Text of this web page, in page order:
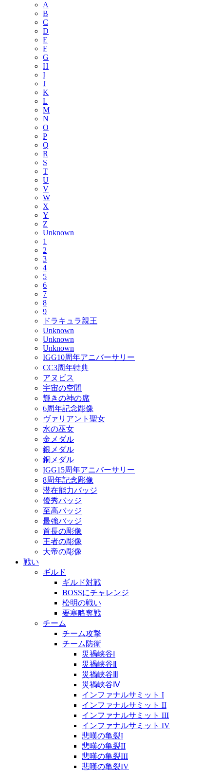
A
B
C
D
E
F
G
H
I
J
K
L
M
N
O
P
Q
R
S
T
U
V
W
X
Y
Z
Unknown
1
2
3
4
5
6
7
8
9
ドラキュラ親王
Unknown
Unknown
Unknown
IGG10周年アニバーサリー
CC3周年特典
アヌビス
宇宙の空間
輝きの神の席
6周年記念彫像
ヴァリアント聖女
水の巫女
金メダル
銀メダル
銅メダル
IGG15周年アニバーサリー
8周年記念彫像
潜在能力バッジ
優秀バッジ
至高バッジ
最強バッジ
首長の彫像
王者の彫像
大帝の彫像
戦い
ギルド
ギルド対戦
BOSSにチャレンジ
松明の戦い
要塞略奪戦
チーム
チーム攻撃
チーム防衛
災禍峡谷Ⅰ
災禍峡谷Ⅱ
災禍峡谷Ⅲ
災禍峡谷Ⅳ
インファナルサミット I
インファナルサミット II
インファナルサミット III
インファナルサミット IV
悲嘆の亀裂I
悲嘆の亀裂II
悲嘆の亀裂III
悲嘆の亀裂IV